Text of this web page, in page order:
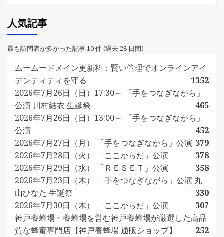
人気記事
最も訪問者が多かった記事 10 件 (過去 28 日間)
ムームードメイン更新料：賢い管理でオンラインアイ
デンティティを守る
1352
2026年7月26日（日）17:30～ 「手をつなぎながら」
公演 川村結衣 生誕祭
465
2026年7月26日（日）13:00～ 「手をつなぎながら」
公演
452
2026年7月27日（月） 「手をつなぎながら」公演 379
2026年7月28日（火） 「ここからだ」公演
378
2026年7月29日（水） 「ＲＥＳＥＴ」公演
358
2026年7月23日（木） 「手をつなぎながら」公演 丸
山ひなた 生誕祭
330
2026年7月30日（木） 「ここからだ」公演
307
神戸養蜂場・養蜂場を営む神戸養蜂場が厳選した高品
質な蜂蜜専門店【神戸養蜂場 通販ショップ】
252